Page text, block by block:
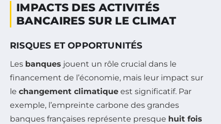
IMPACTS DES ACTIVITÉS
BANCAIRES SUR LE CLIMAT
RISQUES ET OPPORTUNITÉS
Les banques jouent un rôle crucial dans le
financement de l’économie, mais leur impact sur
le changement climatique est significatif. Par
exemple, l’empreinte carbone des grandes
banques françaises représente presque huit fois